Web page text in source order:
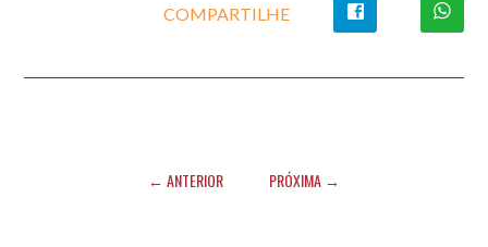
COMPARTILHE
← ANTERIOR PRÓXIMA →